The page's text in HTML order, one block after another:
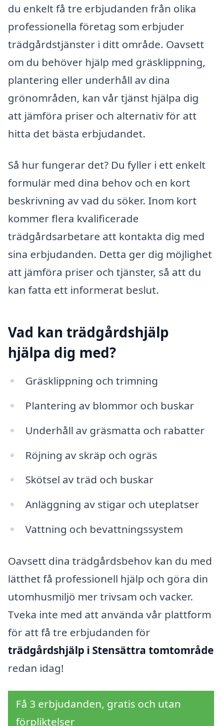
du enkelt få tre erbjudanden från olika
professionella företag som erbjuder
trädgårdstjänster i ditt område. Oavsett
om du behöver hjälp med gräsklippning,
plantering eller underhåll av dina
grönområden, kan vår tjänst hjälpa dig
att jämföra priser och alternativ för att
hitta det bästa erbjudandet.
Så hur fungerar det? Du fyller i ett enkelt
formulär med dina behov och en kort
beskrivning av vad du söker. Inom kort
kommer flera kvalificerade
trädgårdsarbetare att kontakta dig med
sina erbjudanden. Detta ger dig möjlighet
att jämföra priser och tjänster, så att du
kan fatta ett informerat beslut.
Vad kan trädgårdshjälp
hjälpa dig med?
Gräsklippning och trimning
Plantering av blommor och buskar
Underhåll av gräsmatta och rabatter
Röjning av skräp och ogräs
Skötsel av träd och buskar
Anläggning av stigar och uteplatser
Vattning och bevattningssystem
Oavsett dina trädgårdsbehov kan du med
lätthet få professionell hjälp och göra din
utomhusmiljö mer trivsam och vacker.
Tveka inte med att använda vår plattform
för att få tre erbjudanden för
trädgårdshjälp i Stensättra tomtområde
redan idag!
Få 3 erbjudanden, gratis och utan
förpliktelser